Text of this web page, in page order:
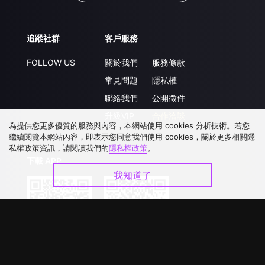
追蹤社群
FOLLOW US
客戶服務
關於我們
常見問題
聯絡我們
服務條款
隱私權
公開徵件
為提供您更多優質的服務與內容，本網站使用 cookies 分析技術。若您
繼續閱覽本網站內容，即表示您同意我們使用 cookies，關於更多相關隱
私權政策資訊，請閱讀我們的隱私權政策。
我知道了